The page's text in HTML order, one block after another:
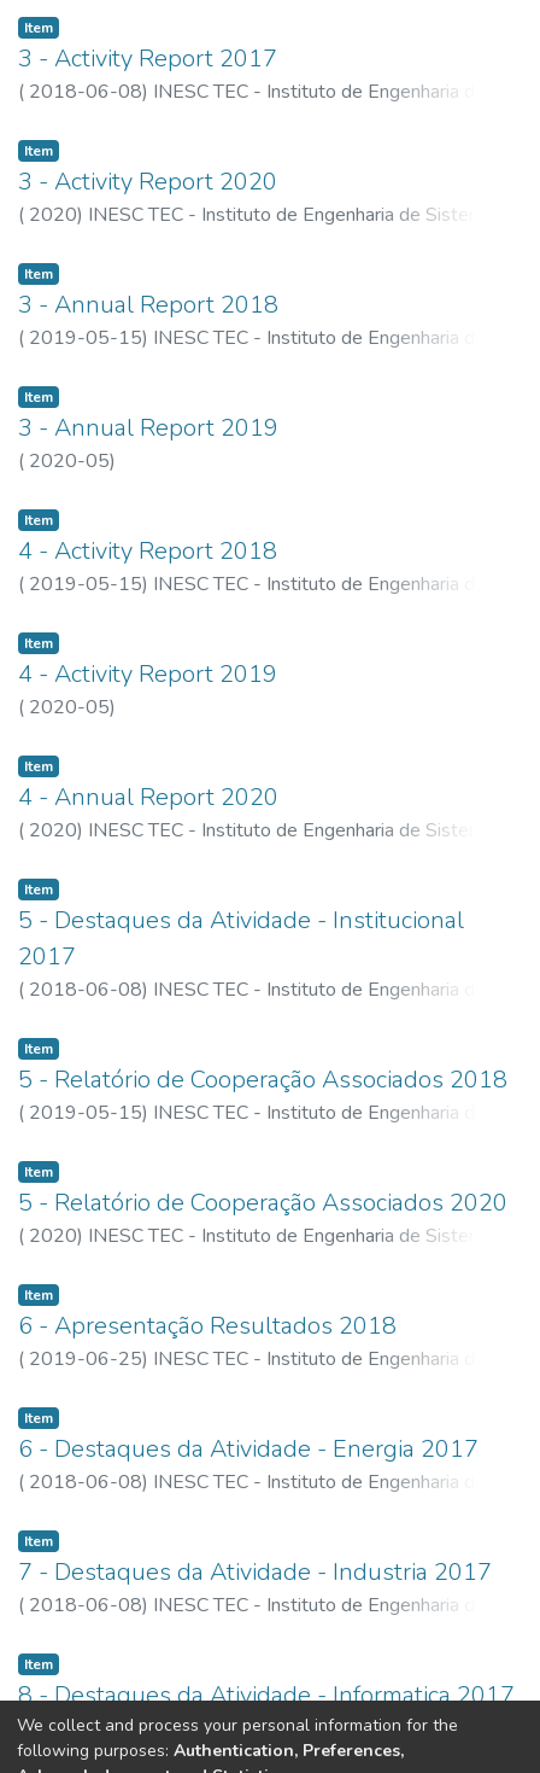
Item
3 - Activity Report 2017
( 2018-06-08) INESC TEC - Instituto de Engenharia de
Item
3 - Activity Report 2020
( 2020) INESC TEC - Instituto de Engenharia de Sistemas e
Item
3 - Annual Report 2018
( 2019-05-15) INESC TEC - Instituto de Engenharia de
Item
3 - Annual Report 2019
( 2020-05)
Item
4 - Activity Report 2018
( 2019-05-15) INESC TEC - Instituto de Engenharia de
Item
4 - Activity Report 2019
( 2020-05)
Item
4 - Annual Report 2020
( 2020) INESC TEC - Instituto de Engenharia de Sistemas e
Item
5 - Destaques da Atividade - Institucional
2017
( 2018-06-08) INESC TEC - Instituto de Engenharia de
Item
5 - Relatório de Cooperação Associados 2018
( 2019-05-15) INESC TEC - Instituto de Engenharia de
Item
5 - Relatório de Cooperação Associados 2020
( 2020) INESC TEC - Instituto de Engenharia de Sistemas e
Item
6 - Apresentação Resultados 2018
( 2019-06-25) INESC TEC - Instituto de Engenharia de
Item
6 - Destaques da Atividade - Energia 2017
( 2018-06-08) INESC TEC - Instituto de Engenharia de
Item
7 - Destaques da Atividade - Industria 2017
( 2018-06-08) INESC TEC - Instituto de Engenharia de
Item
8 - Destaques da Atividade - Informatica 2017
(2018-06-08)INESC TEC - Instituto de Engenharia de
Sistemas e Computadores, Tecnologia e Ciência
We collect and process your personal information for the
following purposes: Authentication, Preferences,